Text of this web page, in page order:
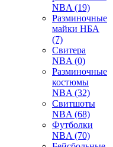
NBA (19)
Разминочные
майки НБА
(7)
Свитера
NBA (0)
Разминочные
костюмы
NBA (32)
Свитшоты
NBA (68)
Футболки
NBA (70)